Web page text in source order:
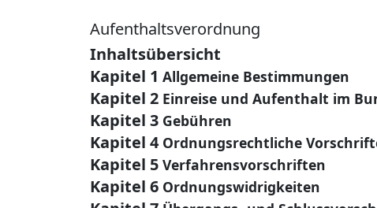
Aufenthaltsverordnung
Inhaltsübersicht
Kapitel 1 Allgemeine Bestimmungen
Kapitel 2 Einreise und Aufenthalt im
Kapitel 3 Gebühren
Kapitel 4 Ordnungsrechtliche
Kapitel 5 Verfahrensvorschriften
Kapitel 6 Ordnungswidrigkeiten